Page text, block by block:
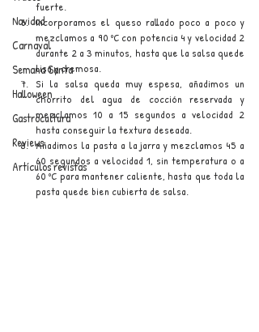
Navidad
Carnaval
Semana Santa
Halloween
Gastrocultura
Reviews
Artículos revistas
fuerte.
Incorporamos el queso rallado poco a poco y
mezclamos a 90 ºC con potencia 4 y velocidad 2
durante 2 a 3 minutos, hasta que la salsa quede
lisa y cremosa.
Si la salsa queda muy espesa, añadimos un
chorrito del agua de cocción reservada y
mezclamos 10 a 15 segundos a velocidad 2
hasta conseguir la textura deseada.
Añadimos la pasta a la jarra y mezclamos 45 a
60 segundos a velocidad 1, sin temperatura o a
60 ºC para mantener caliente, hasta que toda la
pasta quede bien cubierta de salsa.